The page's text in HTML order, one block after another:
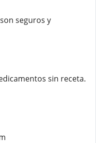
seguros y
sin receta.